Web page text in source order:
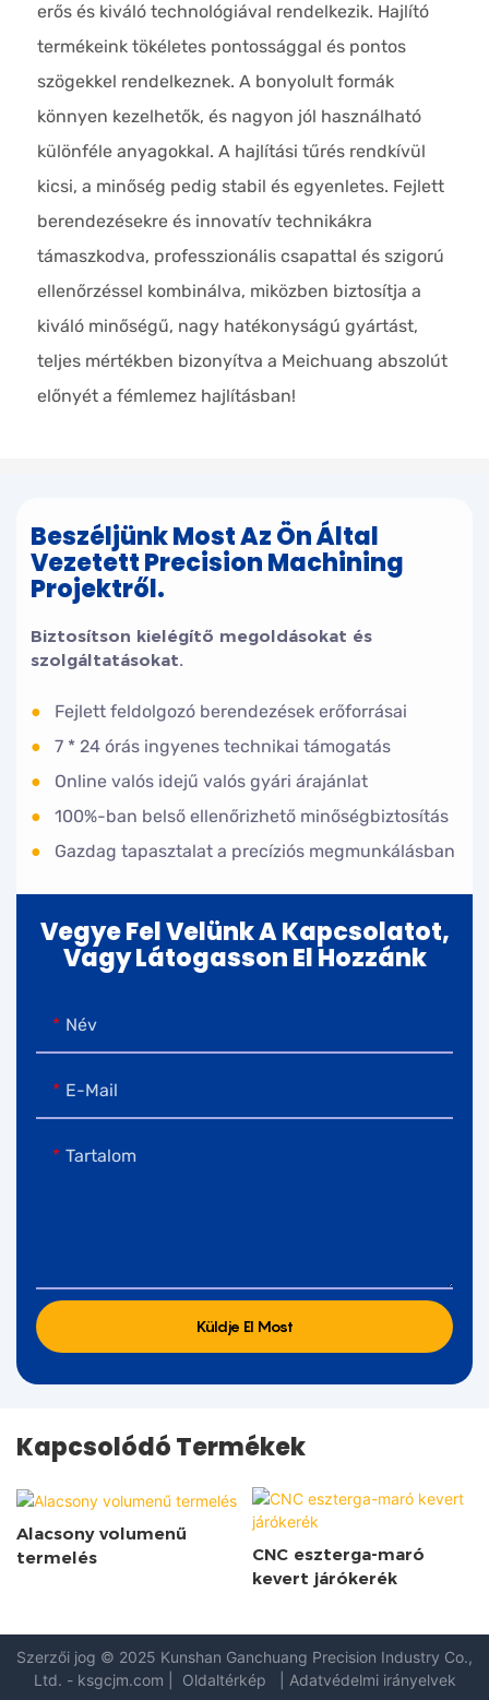
erős és kiváló technológiával rendelkezik. Hajlító
termékeink tökéletes pontossággal és pontos
szögekkel rendelkeznek. A bonyolult formák
könnyen kezelhetők, és nagyon jól használható
különféle anyagokkal. A hajlítási tűrés rendkívül
kicsi, a minőség pedig stabil és egyenletes. Fejlett
berendezésekre és innovatív technikákra
támaszkodva, professzionális csapattal és szigorú
ellenőrzéssel kombinálva, miközben biztosítja a
kiváló minőségű, nagy hatékonyságú gyártást,
teljes mértékben bizonyítva a Meichuang abszolút
előnyét a fémlemez hajlításban!
Beszéljünk Most Az Ön Által
Vezetett Precision Machining
Projektről.
Biztosítson kielégítő megoldásokat és
szolgáltatásokat.
●
Fejlett feldolgozó berendezések erőforrásai
●
7 * 24 órás ingyenes technikai támogatás
●
Online valós idejű valós gyári árajánlat
●
100%-ban belső ellenőrizhető minőségbiztosítás
●
Gazdag tapasztalat a precíziós megmunkálásban
Vegye Fel Velünk A Kapcsolatot,
Vagy Látogasson El Hozzánk
Név
E-Mail
Tartalom
Küldje El Most
Kapcsolódó Termékek
Alacsony volumenű
termelés
CNC eszterga-maró
kevert járókerék
Szerzői jog © 2025 Kunshan Ganchuang Precision Industry Co.,
Ltd. - ksgcjm.com Oldaltérkép Adatvédelmi irányelvek